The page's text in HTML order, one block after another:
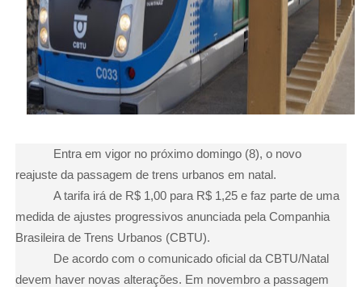
Entra em vigor no próximo domingo (8), o novo
reajuste da passagem de trens urbanos em natal.
A tarifa irá de R$ 1,00 para R$ 1,25 e faz parte de uma
medida de ajustes progressivos anunciada pela Companhia
Brasileira de Trens Urbanos (CBTU).
De acordo com o comunicado oficial da CBTU/Natal
devem haver novas alterações. Em novembro a passagem